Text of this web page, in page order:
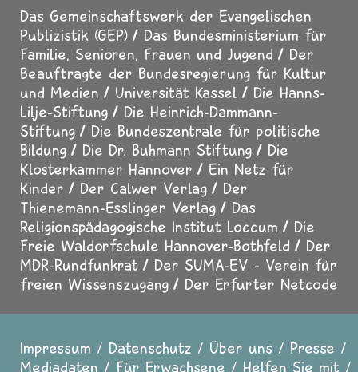
Das Gemeinschaftswerk der Evangelischen
Publizistik (GEP)
Das Bundesministerium für
Familie, Senioren, Frauen und Jugend
Der
Beauftragte der Bundesregierung für Kultur
und Medien
Universität Kassel
Die Hanns-
Lilje-Stiftung
Die Heinrich-Dammann-
Stiftung
Die Bundeszentrale für politische
Bildung
Die Dr. Buhmann Stiftung
Die
Klosterkammer Hannover
Ein Netz für
Kinder
Der Calwer Verlag
Der
Thienemann-Esslinger Verlag
Das
Religionspädagogische Institut Loccum
Die
Freie Waldorfschule Hannover-Bothfeld
Der
MDR-Rundfunkrat
Der SUMA-EV - Verein für
freien Wissenszugang
Der Erfurter Netcode
Impressum Datenschutz Über uns
Presse
Mediadaten
Für Erwachsene Helfen Sie mit